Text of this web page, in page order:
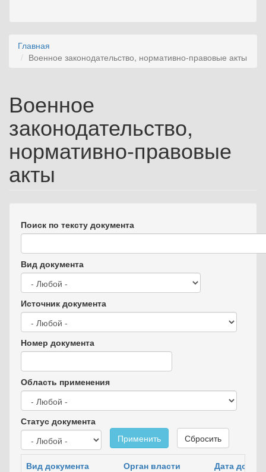
Главная
Военное законодательство, нормативно-правовые акты
Военное
законодательство,
нормативно-правовые
акты
Поиск по тексту документа
Вид документа
Источник документа
Номер документа
Область применения
Статус документа
Применить
Сбросить
Вид документа Орган власти
Дата